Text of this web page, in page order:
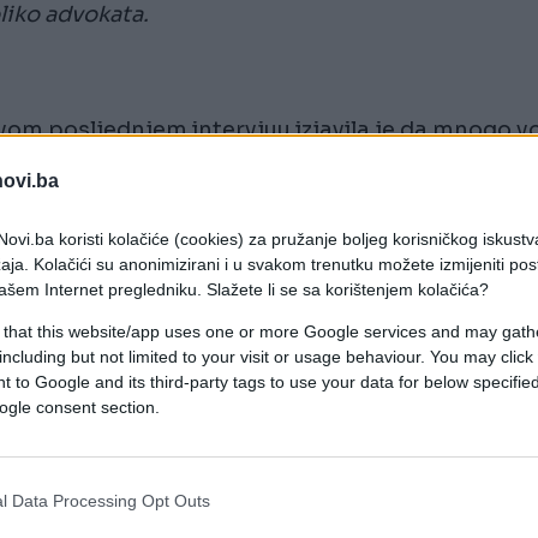
koristi kolačiće (cookies) za pružanje boljeg korisničkog
Kolačići su anonimizirani i u svakom trenutku možete izmijeniti
Internet pregledniku. Slažete li se sa korištenjem kolačića?
that this website/app uses one or more Google services and may
but not limited to your visit or usage behaviour. You may
to Google and its third-party tags to use your data for below
consent section.
Data Processing Opt Outs
advokata.
posljednjem intervjuu izjavila je da mnogo
da krene dalje jer "život je za borce".
Jelene Marjanović?!
nakon dugog perioda, na nagovor supruga,
da se pojavi djevojčica, ali pojavila se zrela
dobila kćerku ali i izgubila oca koji joj je bio
intervjuu borila se da ne pusti suze zbog